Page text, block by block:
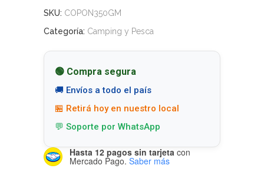
SKU: COPON350GM
Categoría: Camping y Pesca
🟢 Compra segura
🚚 Envíos a todo el país
🏪 Retirá hoy en nuestro local
💬 Soporte por WhatsApp
Hasta 12 pagos sin tarjeta con
Mercado Pago. Saber más